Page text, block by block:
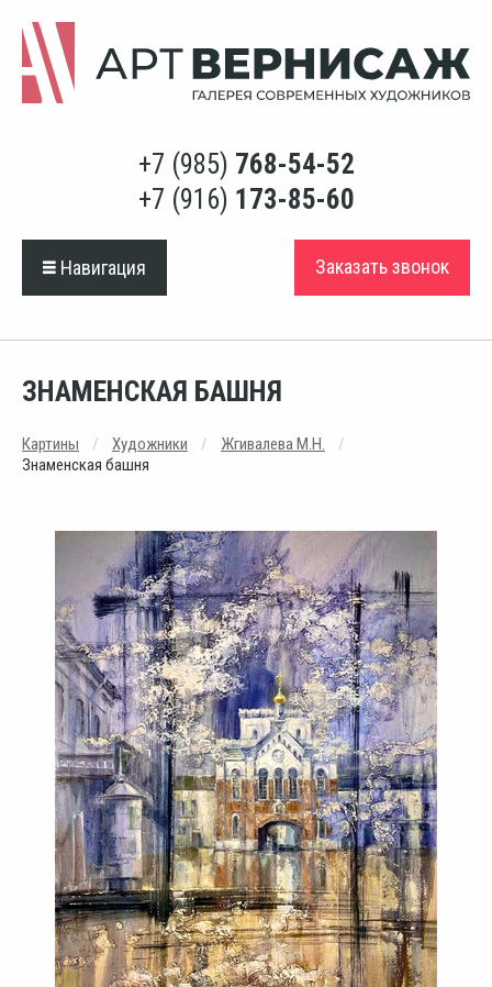
+7 (985) 768-54-52
+7 (916) 173-85-60
Навигация Заказать звонок
ЗНАМЕНСКАЯ БАШНЯ
Картины Художники
Жгивалева М.Н.
Знаменская башня